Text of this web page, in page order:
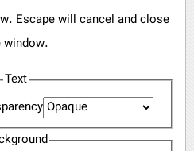
Escape will cancel and close
window.
Text